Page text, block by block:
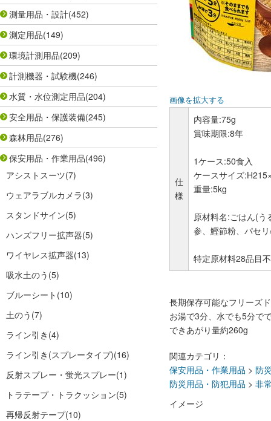
測量用品・設計(452)
測定用品(149)
環境計測用品(209)
計測機器・試験機(246)
水質・水位測定用品(204)
安全用品・保護装備(245)
森林用品(276)
保安用品・作業用品(496)
アシストスーツ(7)
ウェアラブルカメラ(3)
スタンドサイン(5)
ハンズフリー拡声器(5)
ワイヤレス拡声器(13)
吸水土のう (5)
ブルーシート (10)
土のう (7)
ライン引き (4)
ライン引き(スプレータイプ)(16)
反射スプレー・蛍光スプレー(1)
トラテープ・トラクッション(5)
再帰反射テープ(10)
画像を拡大する
仕
様
内容量:75g
賞味期限:8年
1ケース:50食入
ケースサイズ
重量:5kg
原材料名:ごはん(う
参、鰹節粉、パセ
特定原材料28品目
長期保存可能なフリーズ
お湯で3分、水でも5分で
できあがり量約260g
関連カテゴリ：
保安用品・作業用品 > 防
防災用品・防犯用品 > 非
イメージ